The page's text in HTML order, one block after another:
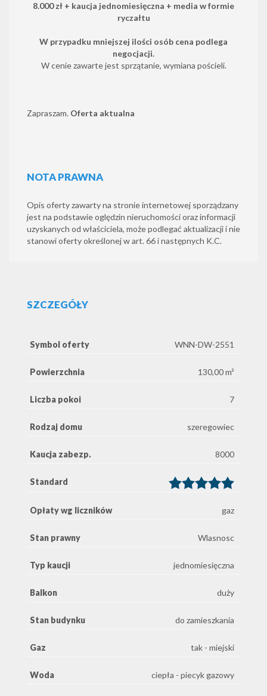
8.000 zł + kaucja jednomiesięczna + media w formie
ryczałtu
W przypadku mniejszej ilości osób cena podlega
negocjacji.
W cenie zawarte jest sprzątanie, wymiana pościeli.
Zapraszam. Oferta aktualna
NOTA PRAWNA
Opis oferty zawarty na stronie internetowej sporządzany
jest na podstawie oględzin nieruchomości oraz informacji
uzyskanych od właściciela, może podlegać aktualizacji i nie
stanowi oferty określonej w art. 66 i następnych K.C.
SZCZEGÓŁY
Symbol oferty WNN-DW-2551
Powierzchnia 130,00 m²
Liczba pokoi 7
Rodzaj domu szeregowiec
Kaucja zabezp. 8000
Standard
Opłaty wg liczników gaz
Stan prawny Wlasnosc
Typ kaucji jednomiesięczna
Balkon duży
Stan budynku do zamieszkania
Gaz tak - miejski
Woda ciepła - piecyk gazowy